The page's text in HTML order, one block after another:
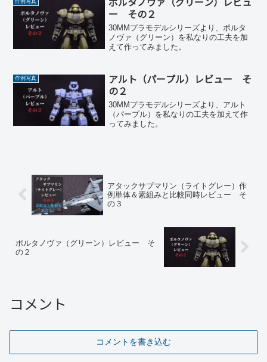
ー その２
30MMプラモデルシリーズより、ポルタ
ノヴァ（グリーン）を私なりの工夫を加
えて作ってみました。
作例写真
アルト（パープル）レビュー そ
の２
30MMプラモデルシリーズより、アルト
（パープル）を私なりの工夫を加えて作
ってみました。
アタックサブマリン（ライトグレー）作
例単体＆素組みと比較同時レビュー そ
の３
ポルタノヴァ（グリーン）レビュー そ
の２
コメント
コメントを書き込む